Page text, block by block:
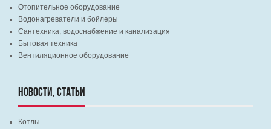
Отопительное оборудование
Водонагреватели и бойлеры
Сантехника, водоснабжение и канализация
Бытовая техника
Вентиляционное оборудование
НОВОСТИ, СТАТЬИ
Котлы